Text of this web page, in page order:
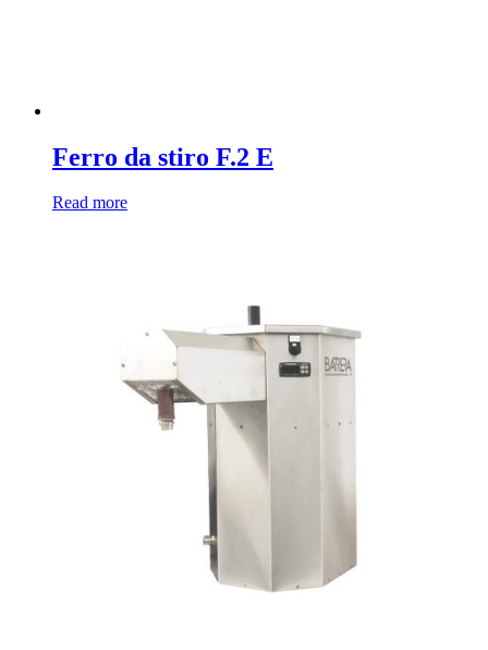
Ferro da stiro F.2 E
Read more